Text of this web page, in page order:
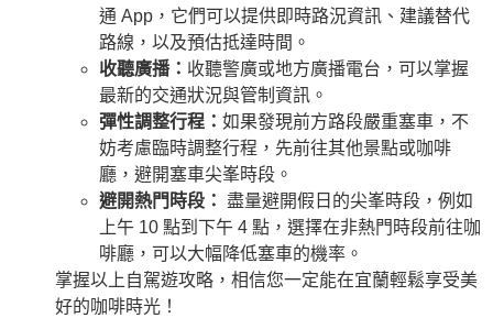
通 App，它們可以提供即時路況資訊、建議替代
路線，以及預估抵達時間。
收聽廣播： 收聽警廣或地方廣播電台，可以掌握
最新的交通狀況與管制資訊。
彈性調整行程： 如果發現前方路段嚴重塞車，不
妨考慮臨時調整行程，先前往其他景點或咖啡
廳，避開塞車尖峯時段。
避開熱門時段： 盡量避開假日的尖峯時段，例如
上午 10 點到下午 4 點，選擇在非熱門時段前往咖
啡廳，可以大幅降低塞車的機率。
掌握以上自駕遊攻略，相信您一定能在宜蘭輕鬆享受美
好的咖啡時光！